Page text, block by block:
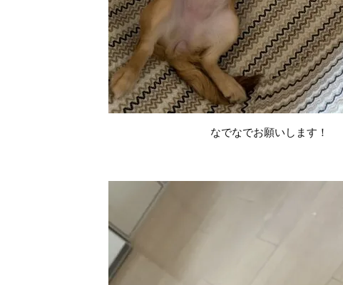
なでなでお願いします！